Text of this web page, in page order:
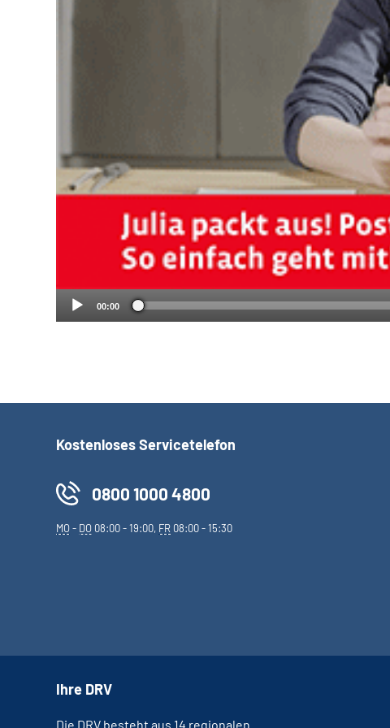
00:00
Kostenloses Servicetelefon
0800 1000 4800
MO- DO 08:00 - 19:00, FR 08:00 - 15:30
Ihre DRV
Die DRV besteht aus 14 regionalen